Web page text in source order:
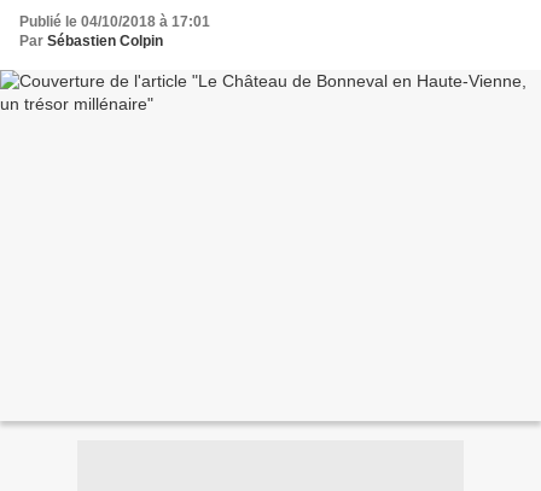
Publié le 04/10/2018 à 17:01
Par Sébastien Colpin